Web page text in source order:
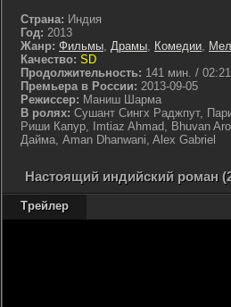
Страна: Индия
Год: 2013
Жанр: Фильмы, Драмы, Комедии,
Качество: SD
Продолжительность: 141 мин. / 02:21
Премьера в России: 2013-09-05
Режиссер: Маниш Шарма
В ролях: Сушант Сингх Раджпут,
Риши Капур, Imtiaz Ahmad, Bhuvan
Дайма, Aman Dhanwani, Alex Gabriel
Настоящий индийский роман
Трейлер